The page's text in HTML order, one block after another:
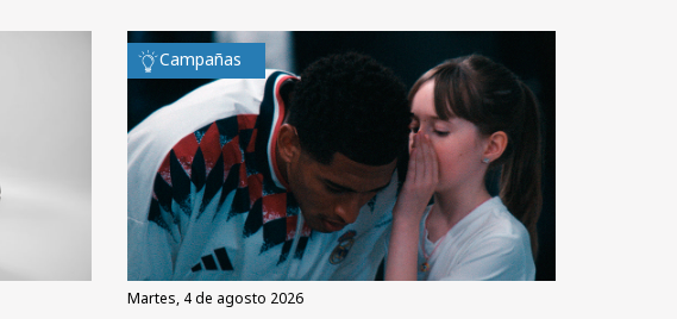
Campañas
martes, 4 de agosto 2026